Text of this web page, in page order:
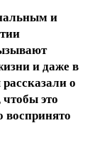
и
и даже в
о
это
воспринято